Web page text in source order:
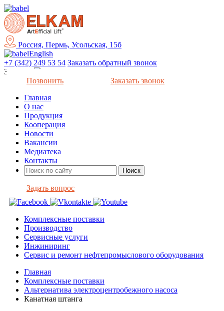
Россия, Пермь, Усольская, 15б
English
+7 (342) 249 53 54 Заказать обратный звонок
Закрыть
Позвонить
Заказать звонок
Главная
О нас
Продукция
Кооперация
Новости
Вакансии
Медиатека
Контакты
Задать вопрос
Комплексные поставки
Производство
Сервисные услуги
Инжиниринг
Сервис и ремонт нефтепромыслового оборудования
Главная
Комплексные поставки
Альтернатива электроцентробежного насоса
Канатная штанга